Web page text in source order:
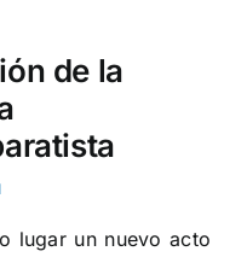
de la
lugar un nuevo acto